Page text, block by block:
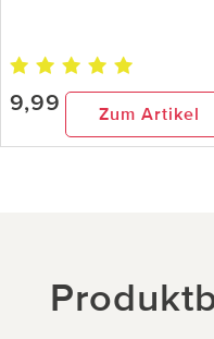
9,99 Zum Artikel